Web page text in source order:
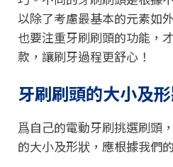
以除了考慮最基本的元素如
也要注重牙刷刷頭的功能，
款，讓刷牙過程更舒心！
牙刷刷頭的大小及
爲自己的電動牙刷挑選刷頭
的大小及形狀，應根據我們